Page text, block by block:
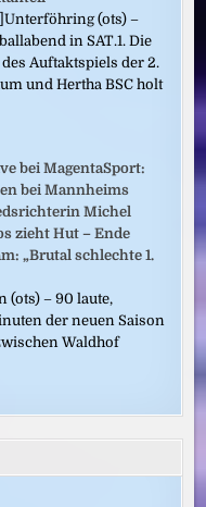
(ots) –
in SAT.1. Die
Auftaktspiels der 2.
und Hertha BSC holt
bei MagentaSport:
bei Mannheims
Michel
zieht Hut – Ende
„Brutal schlechte 1.
(ots) – 90 laute,
der neuen Saison
Waldhof